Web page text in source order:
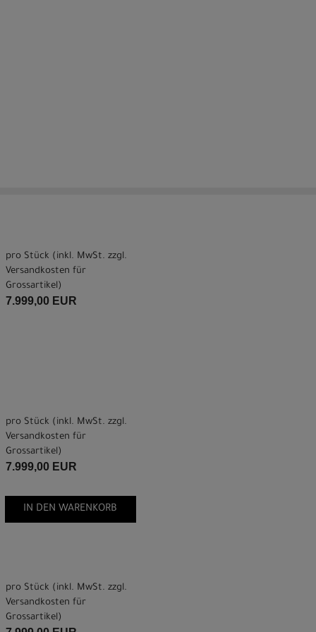
pro Stück (inkl. MwSt. zzgl.
Versandkosten für
Grossartikel )
7.999,00 EUR
pro Stück (inkl. MwSt. zzgl.
Versandkosten für
Grossartikel )
7.999,00 EUR
IN DEN WARENKORB
pro Stück (inkl. MwSt. zzgl.
Versandkosten für
Grossartikel )